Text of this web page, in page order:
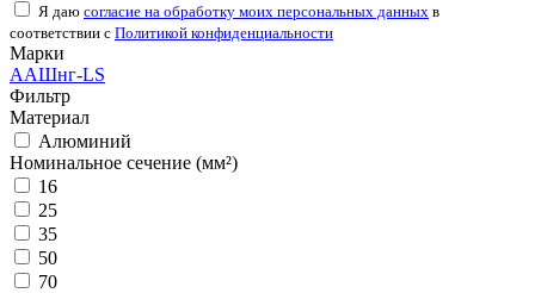
Я даю согласие на обработку моих персональных данных в
соответствии с Политикой конфиденциальности
Марки
ААШнг-LS
Фильтр
Материал
Алюминий
Номинальное сечение (мм²)
16
25
35
50
70